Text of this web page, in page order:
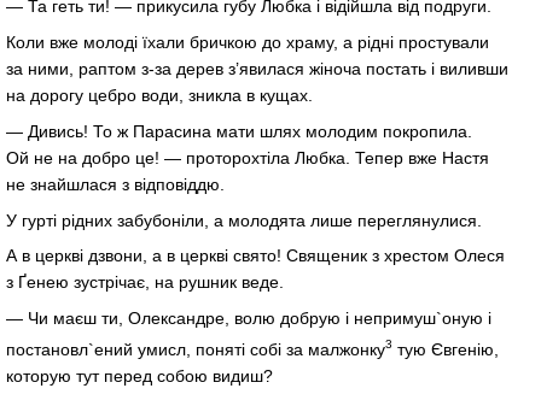
— Та геть ти! — прикусила губу Любка і відійшла від подруги.
Коли вже молоді їхали бричкою до храму, а рідні простували
за ними, раптом з-за дерев з’явилася жіноча постать і виливши
на дорогу цебро води, зникла в кущах.
— Дивись! То ж Парасина мати шлях молодим покропила.
Ой не на добро це! — проторохтіла Любка. Тепер вже Настя
не знайшлася з відповіддю.
У гурті рідних забубоніли, а молодята лише переглянулися.
А в церкві дзвони, а в церкві свято! Священик з хрестом Олеся
з Ґенею зустрічає, на рушник веде.
— Чи маєш ти, Олександре, волю добрую і непримуш`оную і
постановл`ений умисл, поняті собі за малжонку3 тую Євгенію,
которую тут перед собою видиш?